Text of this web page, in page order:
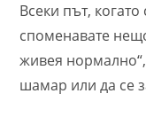
Всеки път,
споменавате
живея
шамар или да се